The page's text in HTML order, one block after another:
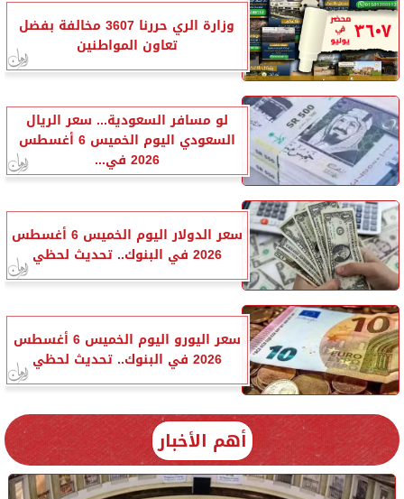
وزارة الري حررنا 3607 مخالفة بفضل
تعاون المواطنين
لو مسافر السعودية... سعر الريال
السعودي اليوم الخميس 6 أغسطس
2026 في...
سعر الدولار اليوم الخميس 6 أغسطس
2026 في البنوك.. تحديث لحظي
سعر اليورو اليوم الخميس 6 أغسطس
2026 في البنوك.. تحديث لحظي
أهم الأخبار